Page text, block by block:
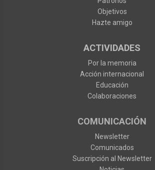
Objetivos
Hazte amigo
ACTIVIDADES
Por la memoria
Acción internacional
Educación
Colaboraciones
COMUNICACIÓN
Newsletter
Comunicados
Suscripción al Newsletter